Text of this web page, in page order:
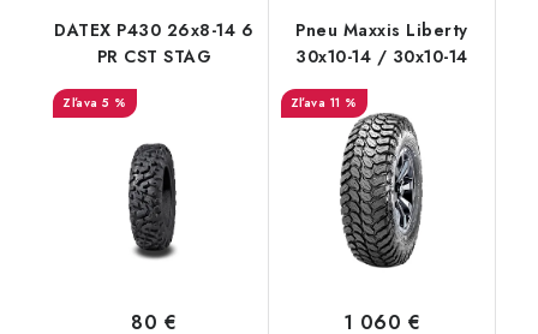
DATEX P430 26x8-14 6
PR CST STAG
5 %
80 €
Pneu Maxxis Liberty
30x10-14 / 30x10-14
11 %
1 060 €